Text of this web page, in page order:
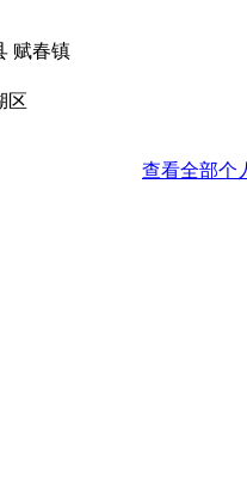
赋春镇
区
查看全部个